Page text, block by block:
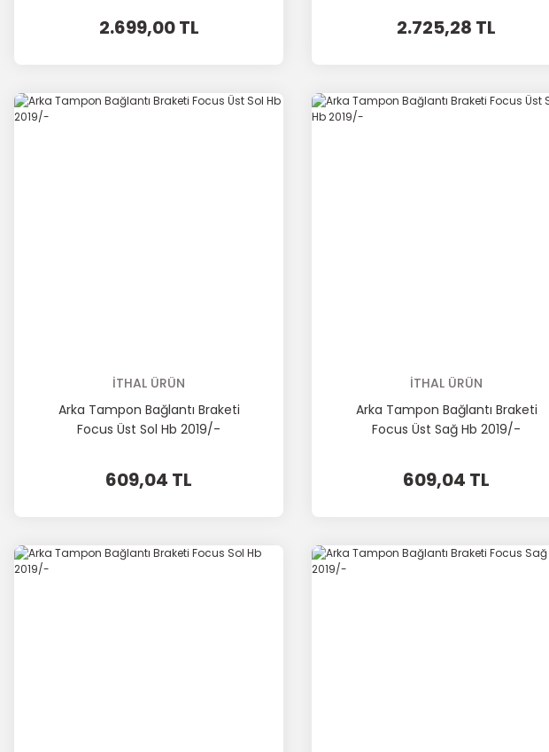
2.699,00 TL 2.725,28 TL
İTHAL ÜRÜN
Arka Tampon Bağlantı Braketi
Focus Üst Sol Hb 2019/-
609,04 TL
İTHAL ÜRÜN
Arka Tampon Bağlantı Braketi
Focus Üst Sağ Hb 2019/-
609,04 TL